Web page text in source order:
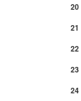
20
21
22
23
24